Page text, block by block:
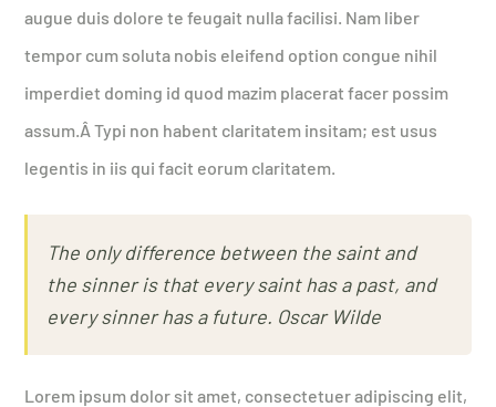
augue duis dolore te feugait nulla facilisi. Nam liber
tempor cum soluta nobis eleifend option congue nihil
imperdiet doming id quod mazim placerat facer possim
assum.Â Typi non habent claritatem insitam; est usus
legentis in iis qui facit eorum claritatem.
The only difference between the saint and
the sinner is that every saint has a past, and
every sinner has a future. Oscar Wilde
Lorem ipsum dolor sit amet, consectetuer adipiscing elit,